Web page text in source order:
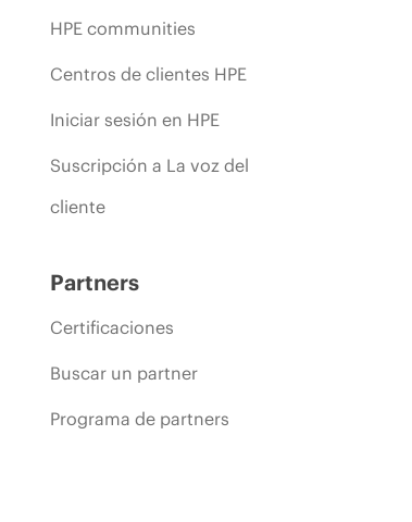
HPE communities
Centros de clientes HPE
Iniciar sesión en HPE
Suscripción a La voz del
cliente
Partners
Certificaciones
Buscar un partner
Programa de partners